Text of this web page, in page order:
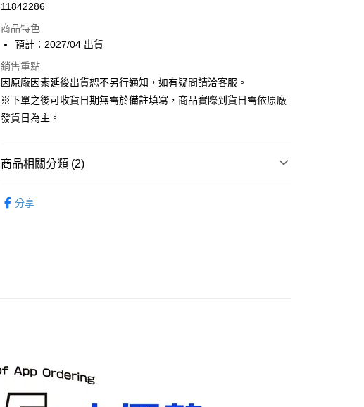
ATM付款
運送方式
預購-宅配(舊)
預購-宅配(離島)(舊)
東海門市自取，需自備購物袋取貨唷。
11842286
商品特色
預計：2027/04 出貨
銷售重點
因原廠因素延後出貨恕不另行通知，如有疑問請洽客服。
※下單之後可收貨日期無需於備註填寫，商品實際到貨日需依原廠
發貨日為主。
商品相關分類 (2)
分享